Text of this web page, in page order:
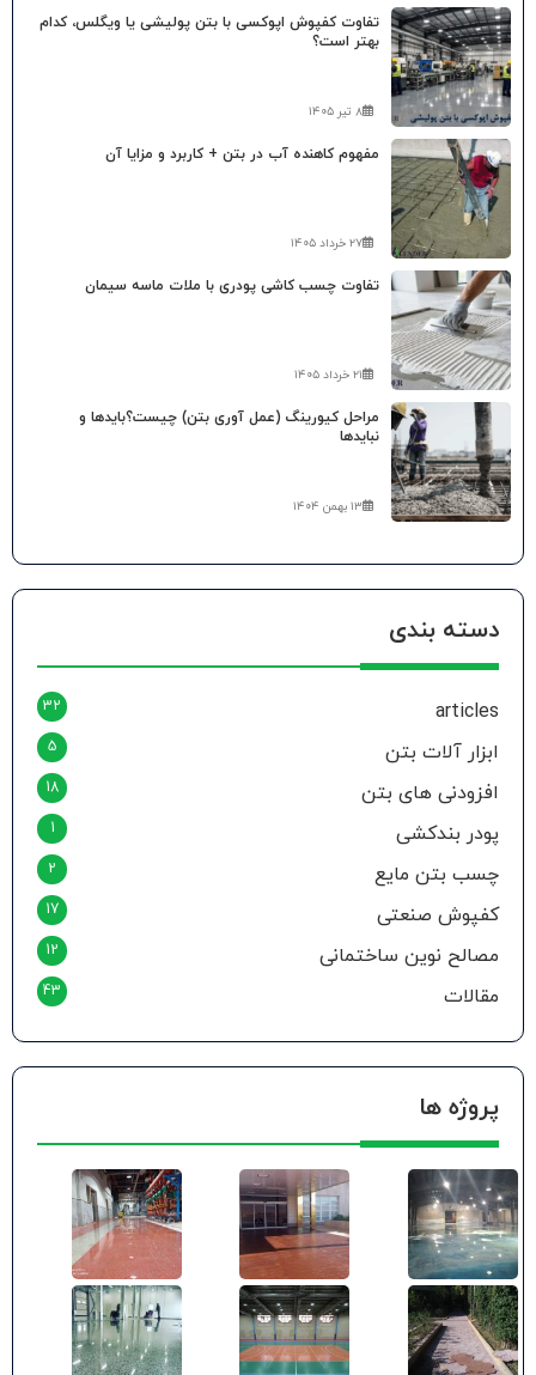
تفاوت کفپوش اپوکسی با بتن پولیشی یا ویگلس، کدام
بهتر است؟
۸ تیر ۱۴۰۵
مفهوم کاهنده آب در بتن + کاربرد و مزایا آن
۲۷ خرداد ۱۴۰۵
تفاوت چسب کاشی پودری با ملات ماسه سیمان
۲۱ خرداد ۱۴۰۵
مراحل کیورینگ (عمل آوری بتن) چیست؟بایدها و
نبایدها
۱۳ بهمن ۱۴۰۴
دسته بندی
articles
32
ابزار آلات بتن 5
افزودنی های بتن 18
پودر بندکشی 1
چسب بتن مایع 2
کفپوش صنعتی 17
مصالح نوین ساختمانی 12
مقالات 43
پروژه ها